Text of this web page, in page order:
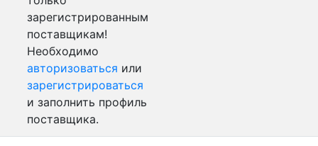
зарегистрированным
поставщикам!
Необходимо
авторизоваться или
зарегистрироваться
и заполнить профиль
поставщика.